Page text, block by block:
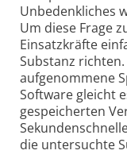
Unbedenkliches
Um diese Frage
Einsatzkräfte
Substanz
aufgenommene
Software gleicht
gespeicherten
die untersuchte